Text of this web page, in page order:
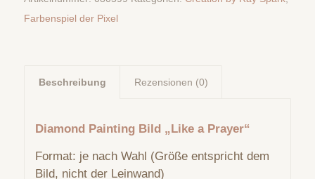
Farbenspiel der Pixel
Beschreibung Rezensionen (0)
Diamond Painting Bild „Like a Prayer“
Format: je nach Wahl (Größe entspricht dem
Bild, nicht der Leinwand)